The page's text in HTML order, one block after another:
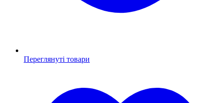
Переглянуті товари